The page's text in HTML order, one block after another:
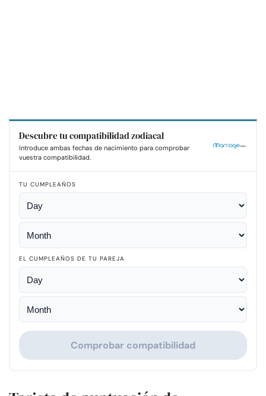
Descubre tu compatibilidad zodiacal
Introduce ambas fechas de nacimiento para comprobar
vuestra compatibilidad.
TU CUMPLEAÑOS
EL CUMPLEAÑOS DE TU PAREJA
Comprobar compatibilidad